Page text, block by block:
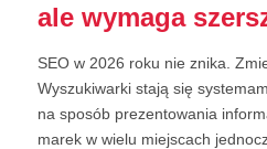
ale wymaga
SEO w 2026 roku nie znika.
Wyszukiwarki stają się
na sposób prezentowania
marek w wielu miejscach